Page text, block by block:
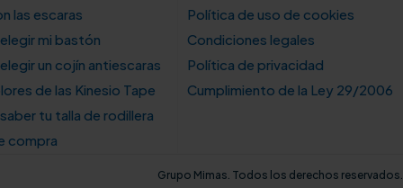
las escaras
mi bastón
un cojín antiescaras
de las Kinesio Tape
tu talla de rodillera
compra
Política de uso de cookies
Condiciones legales
Política de privacidad
Cumplimiento de la Ley 29/2006
Grupo Mimas. Todos los derechos reservados.